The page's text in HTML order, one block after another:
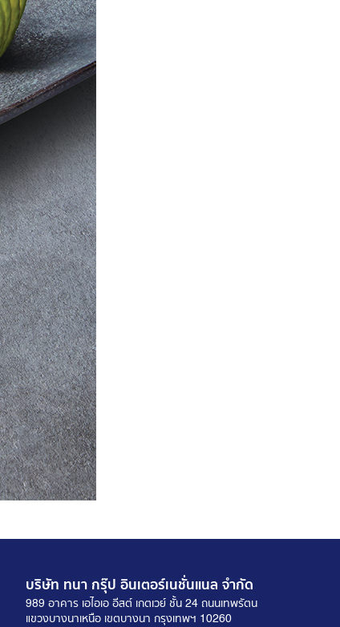
บริษัท ทนา กรุ๊ป อินเตอร์เนชั่นแนล จำกัด
989 อาคาร เอไอเอ อีสต์ เกตเวย์ ชั้น 24 ถนนเทพรัตน
แขวงบางนาเหนือ เขตบางนา กรุงเทพฯ 10260